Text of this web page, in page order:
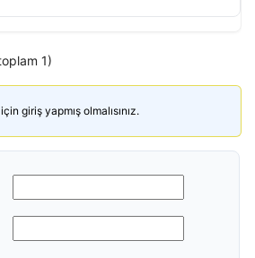
1)
giriş yapmış olmalısınız.